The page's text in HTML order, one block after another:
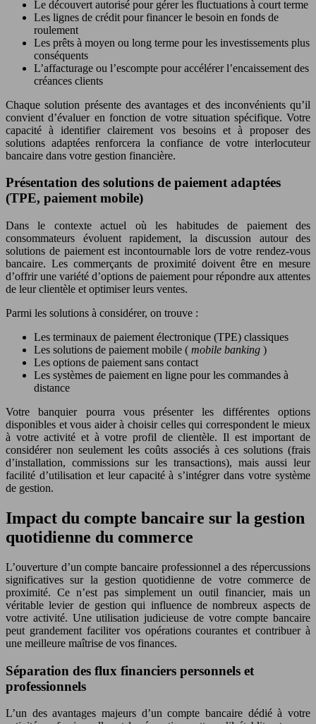
Le découvert autorisé pour gérer les fluctuations à court terme
Les lignes de crédit pour financer le besoin en fonds de
roulement
Les prêts à moyen ou long terme pour les investissements plus
conséquents
L’affacturage ou l’escompte pour accélérer l’encaissement des
créances clients
Chaque solution présente des avantages et des inconvénients qu’il
convient d’évaluer en fonction de votre situation spécifique. Votre
capacité à identifier clairement vos besoins et à proposer des
solutions adaptées renforcera la confiance de votre interlocuteur
bancaire dans votre gestion financière.
Présentation des solutions de paiement adaptées
(TPE, paiement mobile)
Dans le contexte actuel où les habitudes de paiement des
consommateurs évoluent rapidement, la discussion autour des
solutions de paiement est incontournable lors de votre rendez-vous
bancaire. Les commerçants de proximité doivent être en mesure
d’offrir une variété d’options de paiement pour répondre aux attentes
de leur clientèle et optimiser leurs ventes.
Parmi les solutions à considérer, on trouve :
Les terminaux de paiement électronique (TPE) classiques
Les solutions de paiement mobile ( mobile banking )
Les options de paiement sans contact
Les systèmes de paiement en ligne pour les commandes à
distance
Votre banquier pourra vous présenter les différentes options
disponibles et vous aider à choisir celles qui correspondent le mieux
à votre activité et à votre profil de clientèle. Il est important de
considérer non seulement les coûts associés à ces solutions (frais
d’installation, commissions sur les transactions), mais aussi leur
facilité d’utilisation et leur capacité à s’intégrer dans votre système
de gestion.
Impact du compte bancaire sur la gestion
quotidienne du commerce
L’ouverture d’un compte bancaire professionnel a des répercussions
significatives sur la gestion quotidienne de votre commerce de
proximité. Ce n’est pas simplement un outil financier, mais un
véritable levier de gestion qui influence de nombreux aspects de
votre activité. Une utilisation judicieuse de votre compte bancaire
peut grandement faciliter vos opérations courantes et contribuer à
une meilleure maîtrise de vos finances.
Séparation des flux financiers personnels et
professionnels
L’un des avantages majeurs d’un compte bancaire dédié à votre